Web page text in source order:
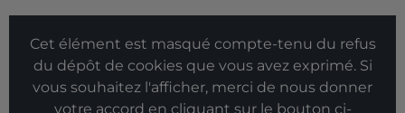
Cet élément est masqué compte-tenu du refus
du dépôt de cookies que vous avez exprimé. Si
vous souhaitez l'afficher, merci de nous donner
votre accord en cliquant sur le bouton ci-